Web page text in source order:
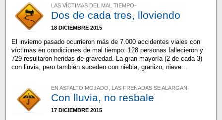
LAS VÍCTIMAS DEL MAL TIEMPO-
Dos de cada tres, lloviendo
18 DICIEMBRE 2015
El invierno pasado ocurrieron más de 7.000 accidentes viales con
víctimas en condiciones de mal tiempo: 128 personas fallecieron y
729 resultaron heridas de gravedad. La gran mayoría (2 de cada 3)
con lluvia, pero también suceden con niebla, granizo, nieve...
EN ASFALTO MOJADO, LAS FRENADAS SE ALARGAN-
Con lluvia, no resbale
17 DICIEMBRE 2015